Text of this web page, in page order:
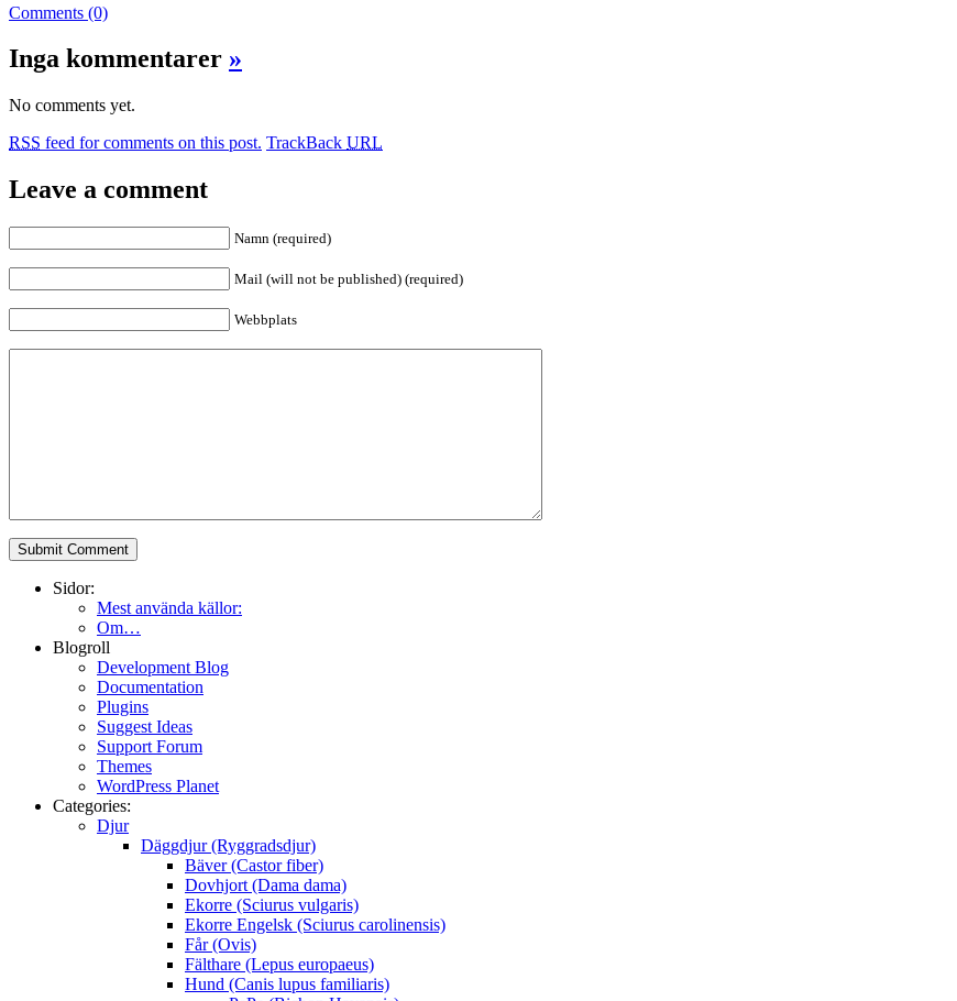
Comments (0)
Inga kommentarer »
No comments yet.
RSS feed for comments on this post. TrackBack URL
Leave a comment
Namn (required)
Mail (will not be published) (required)
Webbplats
Sidor:
Mest använda källor:
Om…
Blogroll
Development Blog
Documentation
Plugins
Suggest Ideas
Support Forum
Themes
WordPress Planet
Categories:
Djur
Däggdjur (Ryggradsdjur)
Bäver (Castor fiber)
Dovhjort (Dama dama)
Ekorre (Sciurus vulgaris)
Ekorre Engelsk (Sciurus carolinensis)
Får (Ovis)
Fälthare (Lepus europaeus)
Hund (Canis lupus familiaris)